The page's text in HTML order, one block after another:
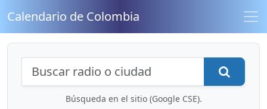
Calendario de Colombia
Búsqueda de radios y contenidos
Búsqueda en el sitio (Google CSE).